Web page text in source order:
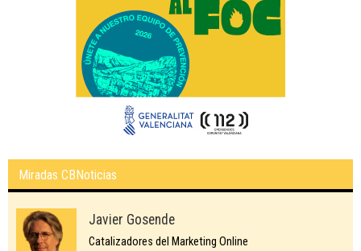
Miradas CBNoticias
Javier Gosende
Catalizadores del Marketing Online